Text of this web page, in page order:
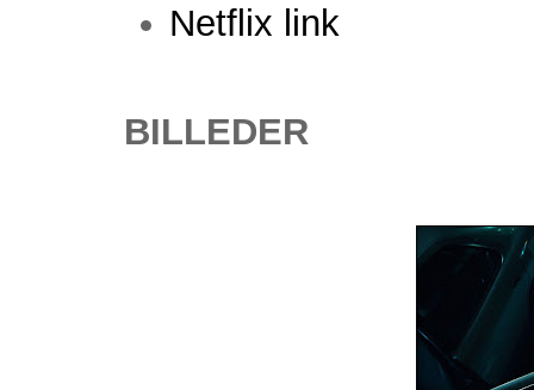
Netflix link
BILLEDER